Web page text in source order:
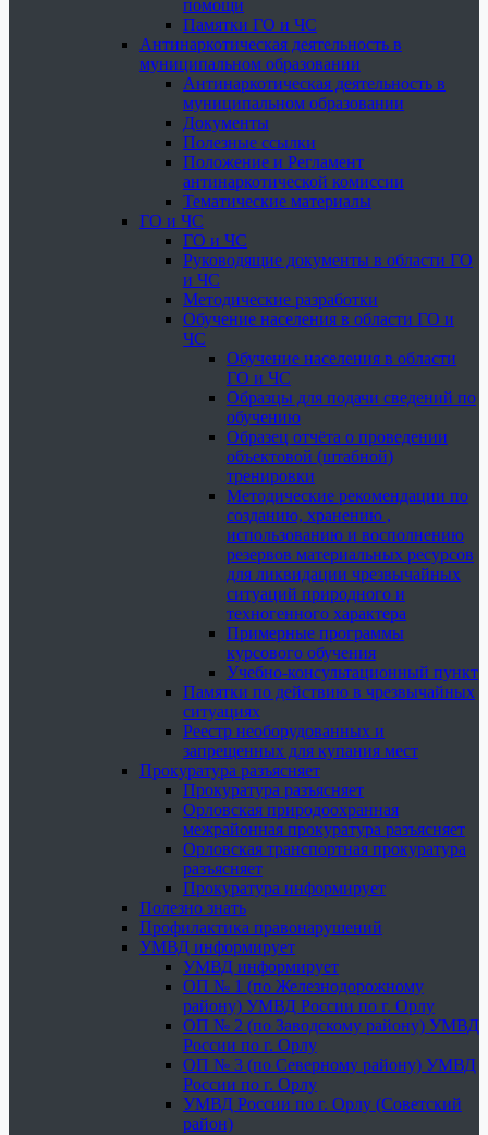
помощи
Памятки ГО и ЧС
Антинаркотическая деятельность в
муниципальном образовании
Антинаркотическая деятельность в
муниципальном образовании
Документы
Полезные ссылки
Положение и Регламент
антинаркотической комиссии
Тематические материалы
ГО и ЧС
ГО и ЧС
Руководящие документы в области ГО
и ЧС
Методические разработки
Обучение населения в области ГО и
ЧС
Обучение населения в области
ГО и ЧС
Образцы для подачи сведений по
обучению
Образец отчёта о проведении
объектовой (штабной)
тренировки
Методические рекомендации по
созданию, хранению ,
использованию и восполнению
резервов материальных ресурсов
для ликвидации чрезвычайных
ситуаций природного и
техногенного характера
Примерные программы
курсового обучения
Учебно-консультационный пункт
Памятки по действию в чрезвычайных
ситуациях
Реестр необорудованных и
запрещенных для купания мест
Прокуратура разъясняет
Прокуратура разъясняет
Орловская природоохранная
межрайонная прокуратура разъясняет
Орловская транспортная прокуратура
разъясняет
Прокуратура информирует
Полезно знать
Профилактика правонарушений
УМВД информирует
УМВД информирует
ОП № 1 (по Железнодорожному
району) УМВД России по г. Орлу
ОП № 2 (по Заводскому району) УМВД
России по г. Орлу
ОП № 3 (по Северному району) УМВД
России по г. Орлу
УМВД России по г. Орлу (Советский
район)